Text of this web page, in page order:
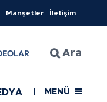
Manşetler İletişim
Ara
EĞİTİM SAĞLIK
MENÜ